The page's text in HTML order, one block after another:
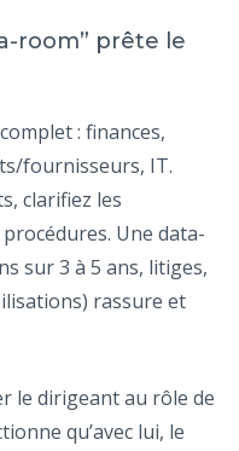
room” prête le
: finances,
fournisseurs, IT.
clarifiez les
Une data-
sur 3 à 5 ans, litiges,
rassure et
le dirigeant au rôle de
qu’avec lui, le